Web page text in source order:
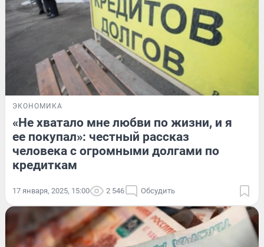
ЭКОНОМИКА
«Не хватало мне любви по жизни, и я
ее покупал»: честный рассказ
человека с огромными долгами по
кредиткам
17 января, 2025, 15:00 2 546 Обсудить